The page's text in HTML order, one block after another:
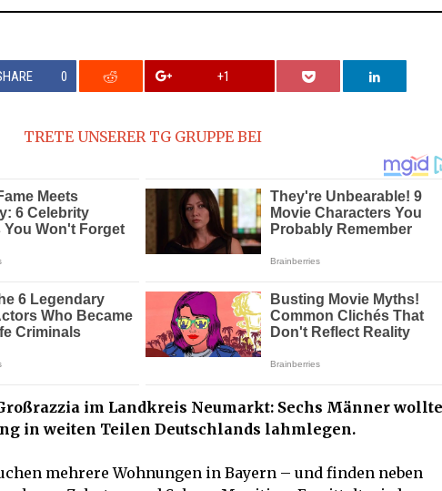
1,
0 +1
TRETE UNSERER TG GRUPPE BEI
im Landkreis Neumarkt: Sechs Männer
in weiten Teilen Deutschlands lahmlegen.
mehrere Wohnungen in Bayern – und finden neben